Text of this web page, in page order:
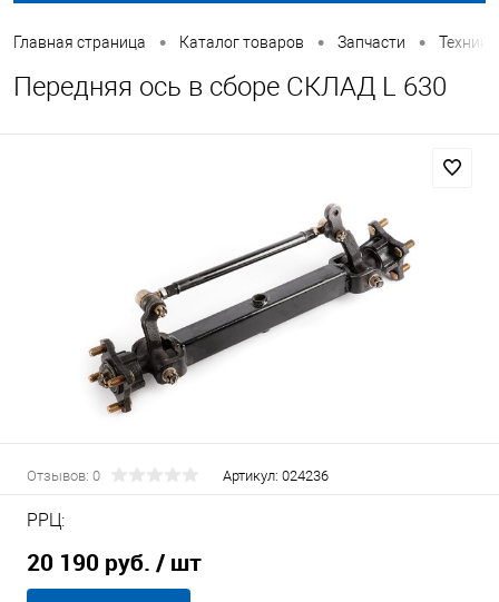
Главная страница • Каталог товаров • Запчасти •
Передняя ось в сборе СКЛАД L 630
Отзывов: 0 Артикул: 024236
РРЦ:
20 190 руб. / шт